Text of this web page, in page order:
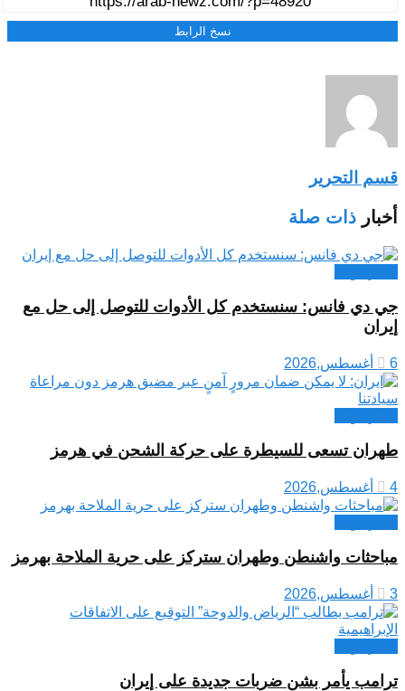
نسخ الرابط
قسم التحرير
أخبار ذات صلة
جي دي فانس: سنستخدم كل الأدوات للتوصل إلى حل مع
إيران
6 أغسطس,2026
طهران تسعى للسيطرة على حركة الشحن في هرمز
4 أغسطس,2026
مباحثات واشنطن وطهران ستركز على حرية الملاحة بهرمز
3 أغسطس,2026
ترامب يأمر بشن ضربات جديدة على إيران